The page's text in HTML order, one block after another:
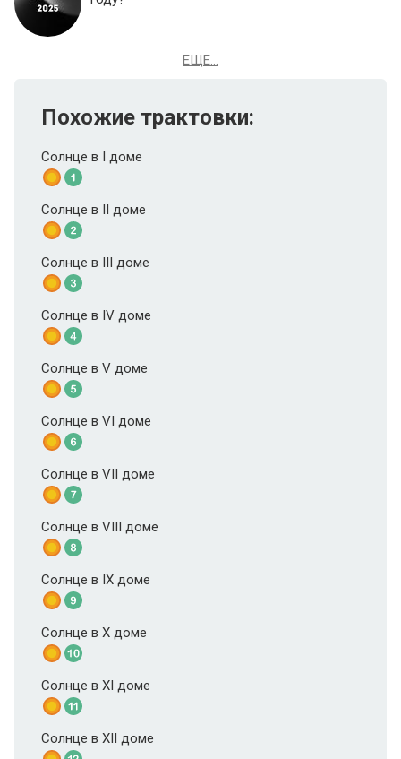
ЕЩЕ...
Похожие трактовки:
Солнце в I доме
Солнце в II доме
Солнце в III доме
Солнце в IV доме
Солнце в V доме
Солнце в VI доме
Солнце в VII доме
Солнце в VIII доме
Солнце в IX доме
Солнце в X доме
Солнце в XI доме
Солнце в XII доме